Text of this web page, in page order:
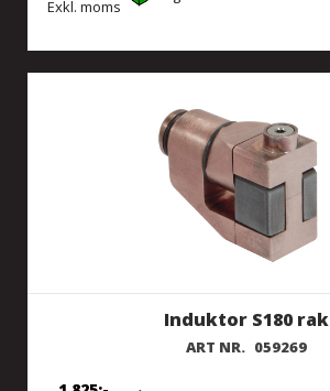
Exkl. moms
Induktor S180 rak
ART NR. 059269